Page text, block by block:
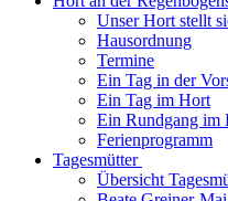
Unser Hort stellt
Hausordnung
Termine
Ein Tag in der
Ein Tag im Hort
Ein Rundgang im
Ferienprogramm
Tagesmütter
Übersicht